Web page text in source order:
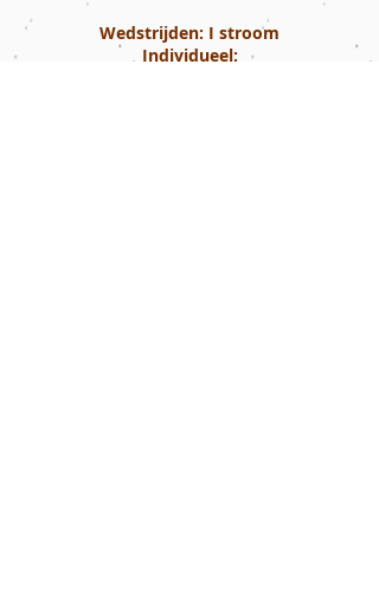
Wedstrijden: I stroom
Individueel: